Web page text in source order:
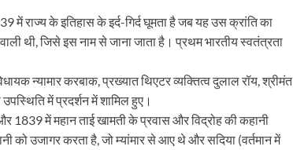
में राज्य के इतिहास के इर्द-गिर्द घूमता है जब यह उस क्रांति का
थी, जिसे इस नाम से जाना जाता है। प्रथम भारतीय स्वतंत्रता
न्यामार करबाक, प्रख्यात थिएटर व्यक्तित्व दुलाल रॉय, श्रीमंत
में प्रदर्शन में शामिल हुए।
1839 में महान ताई खामती के प्रवास और विद्रोह की कहानी
को उजागर करता है, जो म्यांमार से आए थे और सदिया (वर्तमान में